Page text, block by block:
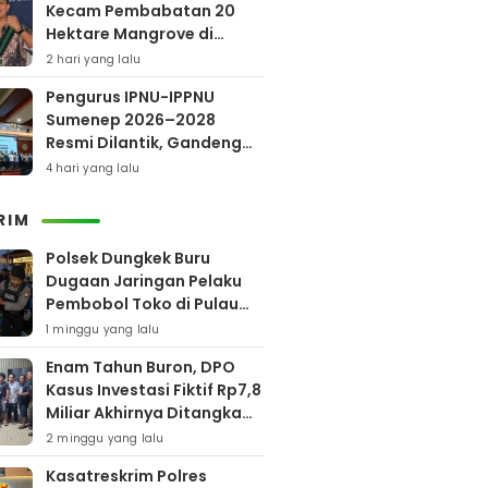
Kecam Pembabatan 20
Hektare Mangrove di
Bengkalis
2 hari yang lalu
Pengurus IPNU-IPPNU
Sumenep 2026–2028
Resmi Dilantik, Gandeng
Kampus Lewat Program
4 hari yang lalu
Polsek Dungkek Buru
Dugaan Jaringan Pelaku
Pembobol Toko di Pulau
Gili Iyang
1 minggu yang lalu
Enam Tahun Buron, DPO
Kasus Investasi Fiktif Rp7,8
Miliar Akhirnya Ditangkap
Polres Pamekasan
2 minggu yang lalu
Kasatreskrim Polres